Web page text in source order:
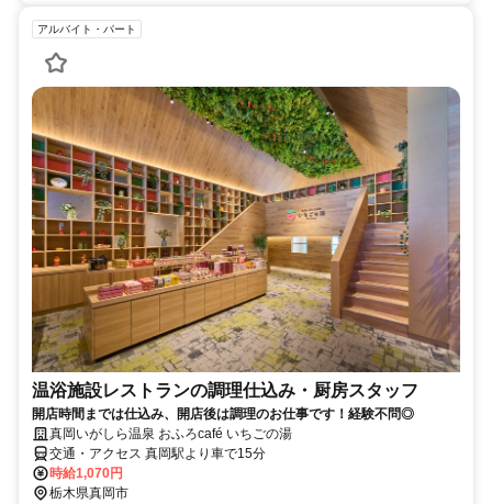
アルバイト・パート
温浴施設レストランの調理仕込み・厨房スタッフ
開店時間までは仕込み、開店後は調理のお仕事です！経験不問◎
真岡いがしら温泉 おふろcafé いちごの湯
交通・アクセス 真岡駅より車で15分
時給1,070円
栃木県真岡市